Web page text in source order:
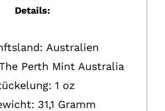
Details:
Australien
Perth Mint Australia
1 oz
31,1 Gramm